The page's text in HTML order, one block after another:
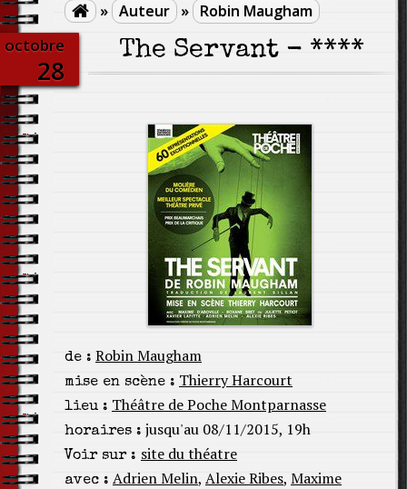
 » Auteur » Robin Maugham
octobre
28
The Servant - ****
de : Robin Maugham
mise en scène : Thierry Harcourt
lieu : Théâtre de Poche Montparnasse
horaires : jusqu'au 08/11/2015, 19h
Voir sur : site du théatre
avec : Adrien Melin, Alexie Ribes, Maxime